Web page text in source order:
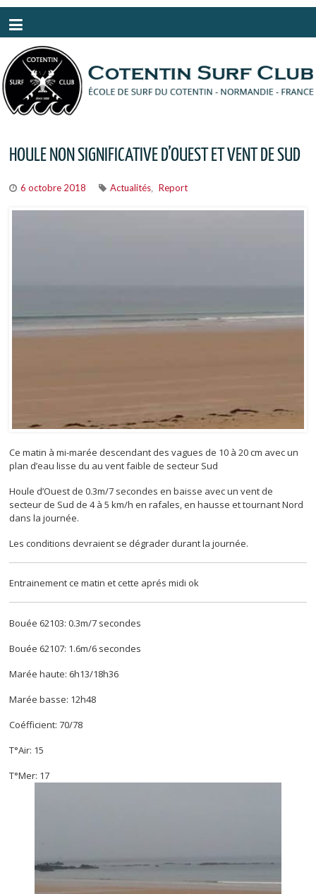
HOULE NON SIGNIFICATIVE D’OUEST ET VENT DE SUD
6 octobre 2018 Actualités Report
Ce matin à mi-marée descendant des vagues de 10 à 20 cm avec un
plan d’eau lisse du au vent faible de secteur Sud
Houle d’Ouest de 0.3m/7 secondes en baisse avec un vent de
secteur de Sud de 4 à 5 km/h en rafales, en hausse et tournant Nord
dans la journée.
Les conditions devraient se dégrader durant la journée.
Entrainement ce matin et cette aprés midi ok
Bouée 62103: 0.3m/7 secondes
Bouée 62107: 1.6m/6 secondes
Marée haute: 6h13/18h36
Marée basse: 12h48
Coéfficient: 70/78
T°Air: 15
T°Mer: 17
Panneau de gestion des cookies